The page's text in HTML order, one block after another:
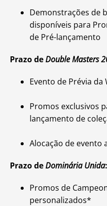
Demonstrações de
disponíveis para
de Pré-lançamento
Prazo deDouble Masters
Evento de Prévia da
Promos exclusivos
lançamento de
Alocação de evento
Prazo deDominária Unida
Promos de
personalizados*